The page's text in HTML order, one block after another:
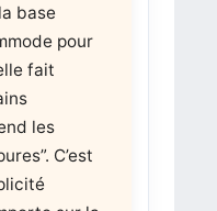
base
pour
fait
les
C’est